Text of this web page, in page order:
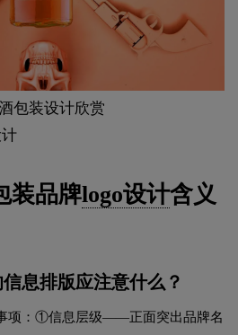
包装设计欣赏
装品牌logo设计含义
息排版应注意什么？
项：①信息层级——正面突出品牌名